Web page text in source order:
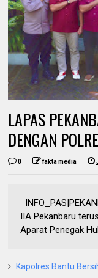
LAPAS
DENGAN
0 fakta media
IIA Pekanbaru
Aparat Penegak
Kapolres Bantu